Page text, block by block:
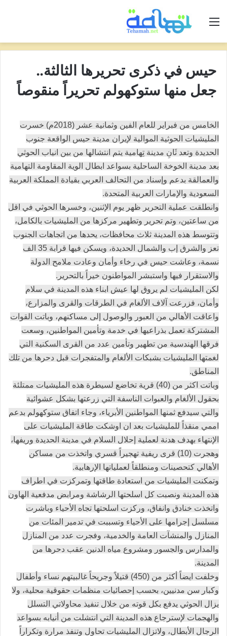
القائمة
حيس في ذكرى تحريرها الثالثة..
جعل منها ستوكهولم تحريراً منقوصاً
الخامس من فبراير للعام الفين وثمانية عشر (2018م) خسرت
المليشيات الحوثية الموالية لإيران مدينة حيس الواقعة جنوب
الحديدة وتعد ثَانِ مدينة تِهامية يتم انتشالها من بين انياب الحوثي
بعد مدينة الخوخة الساحلية بسواعد ابطال الوية المقاومة التهامية
والعمالقة بدعم وإسناد من التحالف العربي بقيادة المملكة العربية
السعودية والإمارات العربية المتحدة.
وانطلقت عملية التحرير ظهر يوم الإثنين، وخسرها الحوثي في اقل
من ساعتين، وتم تحرير وتطهير مركزها من المليشيات بالكامل،
وتتوسط هذه المدينة ثلاث محافظات، يحدها من اتجاهات الجنوب
تعز والشرق إب والشمال الحديدة، ويسكن فيها قرابة 35 الف
نسمة، وعاشت حيس في رخاء وأمان وعادت ملامح الدولة
والاستقرار فيها واستبشر المواطنون خيراً بالتحرير.
لكن المليشيات لم يروق لها عيش ابناء هذه المدينة في سلام
وأمان، فزرعت آلاف الألغام في الطرقات والقرى والمزارع،
واعاقت الأهالي من العبور والوصول إلى مساكنهم، وباتت القوات
المشتركة تعمل بذراعيها في خدمة وتأمين المواطنين، وسعت
فرقها الهندسية من تطهير وتأمين عدد من القرى السكنية التي
لغمتها المليشيات بشبكات الألغام والمتفجرات قبل دحرها من تلك
المناطق.
وباتت اكثر من (40) قرية تخاضع لسيطرة هذه المليشيات ممتلئة
بحقول الألغام والعبوات الناسفة التي زرعتها بشكل عشوائية
والتي سيدفع ثمنها المواطنين الأبرياء، وجاء اتفاق ستوكهولم بدعم
اممي منقذاً للمليشيات بعد ان اوشكت طاقة المليشيات على
الإنتهاء بهدف هدنة لعملية إحلال السلام في مدينة الحديدة وريفها،
وهجرت (10) قرى ريفية تهجيراً قسري واتخذت من مساكن
الأهالي كتحصينات ومنطلقاً لعملياتها الإرهابية.
وتمكنت المليشيات من استعادة طاقتها وتمركزت في اطراف
هذه المدينة ونصبت كل اسلحتها الرشاشة ومرابض مدفعية الهاون
واتخذت خنادق وانفاق، وركزت اسلحتها تجاه الأحياء وباشرت
مسلسل إجرامها على الأحياء وتسببت في تدمير المئات من
المنازل والمنشآت العامة والخدمية، وفجرت عدد من المنازل
والمدارس والجسور ومشروع مياه الدنين عقب دحرها من
المدينة.
وخلفت ايضاً أكثر من (450) قتيلاً وجريحاً غالبيتهم نساء وأطفال
وكبار سن مدنيين، بحسب إحصائيات منظمات حقوقية محلية، ولا
يزال الحوثي يدفع بكل قوته من خلال تنفيذ محاولاتي التسلل
والهجمات لإسترجاع هذه المدينة التي انتشلت من أنيابه بسواعد
الرجال الأبطال، ولاتزال المليشيات تحاول وتنفذ مرارة وتكراراً